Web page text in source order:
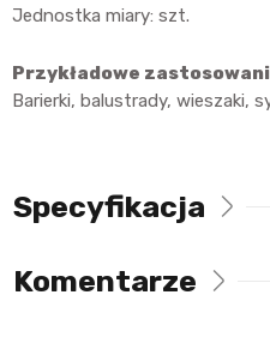
Jednostka miary: szt.
Przykładowe
Barierki, balustrady, wieszaki,
Specyfikacja
Komentarze